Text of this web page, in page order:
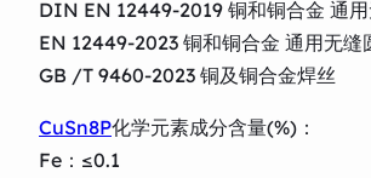
DIN EN 12449-2019 铜和铜合金 通
EN 12449-2023 铜和铜合金 通用无缝
GB /T 9460-2023 铜及铜合金焊丝
CuSn8P化学元素成分含量(%)：
Fe：≤0.1